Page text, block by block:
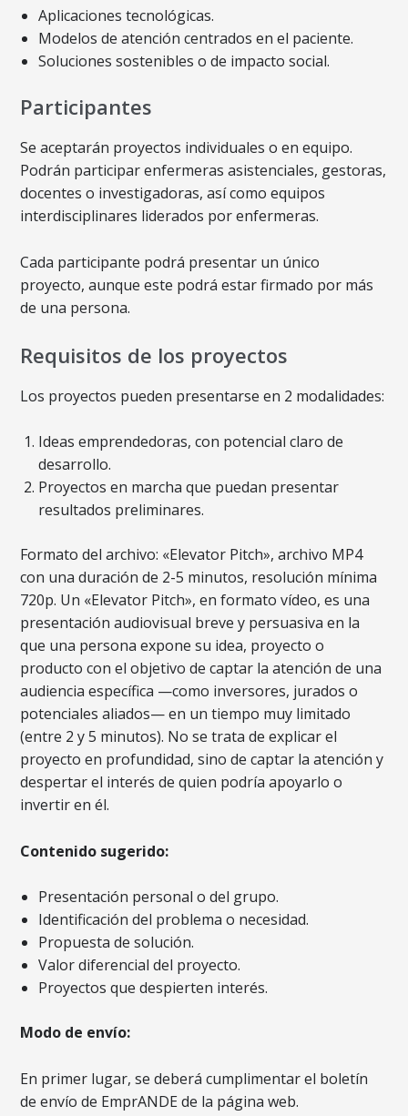
Aplicaciones tecnológicas.
Modelos de atención centrados en el paciente.
Soluciones sostenibles o de impacto social.
Participantes
Se aceptarán proyectos individuales o en equipo.
Podrán participar enfermeras asistenciales, gestoras,
docentes o investigadoras, así como equipos
interdisciplinares liderados por enfermeras.
Cada participante podrá presentar un único
proyecto, aunque este podrá estar firmado por más
de una persona.
Requisitos de los proyectos
Los proyectos pueden presentarse en 2 modalidades:
Ideas emprendedoras, con potencial claro de
desarrollo.
Proyectos en marcha que puedan presentar
resultados preliminares.
Formato del archivo: «Elevator Pitch», archivo MP4
con una duración de 2-5 minutos, resolución mínima
720p. Un «Elevator Pitch», en formato vídeo, es una
presentación audiovisual breve y persuasiva en la
que una persona expone su idea, proyecto o
producto con el objetivo de captar la atención de una
audiencia específica —como inversores, jurados o
potenciales aliados— en un tiempo muy limitado
(entre 2 y 5 minutos). No se trata de explicar el
proyecto en profundidad, sino de captar la atención y
despertar el interés de quien podría apoyarlo o
invertir en él.
Contenido sugerido:
Presentación personal o del grupo.
Identificación del problema o necesidad.
Propuesta de solución.
Valor diferencial del proyecto.
Proyectos que despierten interés.
Modo de envío:
En primer lugar, se deberá cumplimentar el boletín
de envío de EmprANDE de la página web.